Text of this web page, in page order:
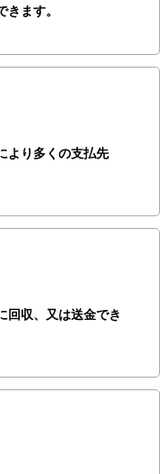
ます。
より多くの支払先
回収、又は送金でき